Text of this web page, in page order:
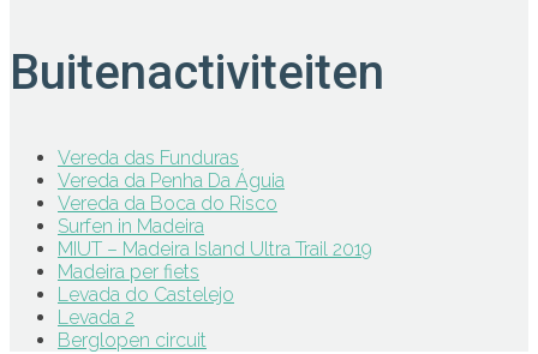
Buitenactiviteiten
Vereda das Funduras
Vereda da Penha Da Águia
Vereda da Boca do Risco
Surfen in Madeira
MIUT – Madeira Island Ultra Trail 2019
Madeira per fiets
Levada do Castelejo
Levada 2
Berglopen circuit